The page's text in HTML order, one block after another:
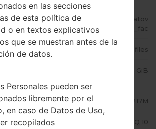
SM-A217M_1_20210216174935_2atov
k6j4l_fac
4 files
3.31 GiB
Samsung SM-A217M
Android Q 10
en las secciones
de esta política de
o en textos explicativos
que se muestran antes de la
de datos.
Personales pueden ser
libremente por el
en caso de Datos de Uso,
recopilados